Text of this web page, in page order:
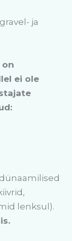
ja
on
ei ole
lenksul).